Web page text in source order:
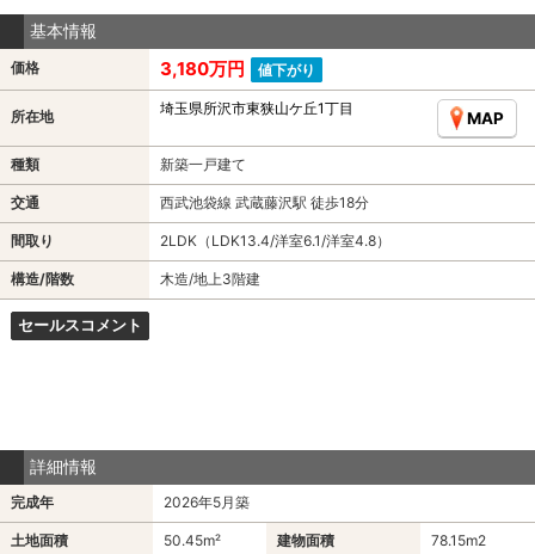
基本情報
価格 3,180万円 値下がり
所在地 埼玉県所沢市東狭山ケ丘1丁目
MAP
種類 新築一戸建て
交通 西武池袋線 武蔵藤沢駅 徒歩18分
間取り 2LDK（LDK13.4/洋室6.1/洋室4.8）
構造/階数 木造/地上3階建
セールスコメント
詳細情報
完成年 2026年5月築
土地面積 50.45m² 建物面積 78.15m2